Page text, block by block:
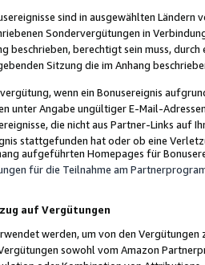
sind in ausgewählten Ländern
Sondervergütungen in
beschrieben, berechtigt sein muss,
Sitzung die im Anhang
wenn ein Bonusereignis
unter Angabe ungültiger E-Mail-
die nicht aus Partner-Links auf
stattgefunden hat oder ob eine
aufgeführten Homepages für
für die Teilnahme am
auf Vergütungen
werden, um von den
sowohl vom Amazon